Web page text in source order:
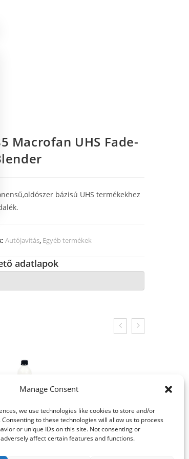
Manage Consent
we use technologies like cookies to store and/or
to these technologies will allow us to process
or unique IDs on this site. Not consenting or
affect certain features and functions.
Macrofan UHS Fade-
bázisú UHS termékekhez
Autójavítás, Egyéb termékek
adatlapok
terén?